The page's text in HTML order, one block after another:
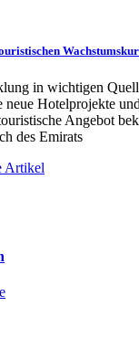
in wichtigen
neue Hotelprojekte
Angebot
des Emirats
Artikel